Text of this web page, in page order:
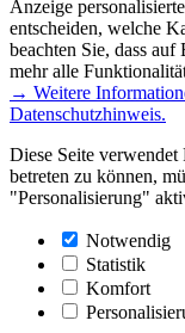
Anzeige
entscheiden, welche
beachten Sie, dass
mehr alle
→ Weitere
Datenschutzhinweis.
Diese Seite verwendet
betreten zu können,
"Personalisierung"
Notwendig
Statistik
Komfort